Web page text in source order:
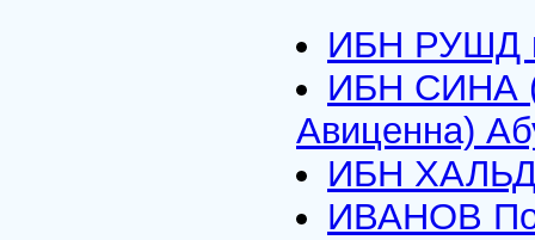
ИБН РУШД
ИБН СИНА
Авиценна)
ИБН
ИВАНОВ